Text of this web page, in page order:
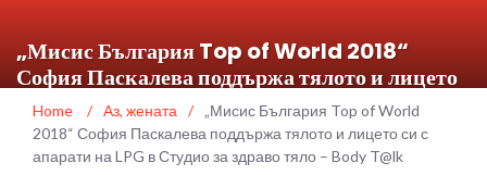
„Мисис България Top of World 2018“
София Паскалева поддържа тялото и лицето
си с апарати на LPG в Студио за здраво тяло –
Body T@lk
Home / Аз, жената /
„Мисис България Top of World
2018“ София Паскалева поддържа тялото и лицето си с
апарати на LPG в Студио за здраво тяло – Body T@lk